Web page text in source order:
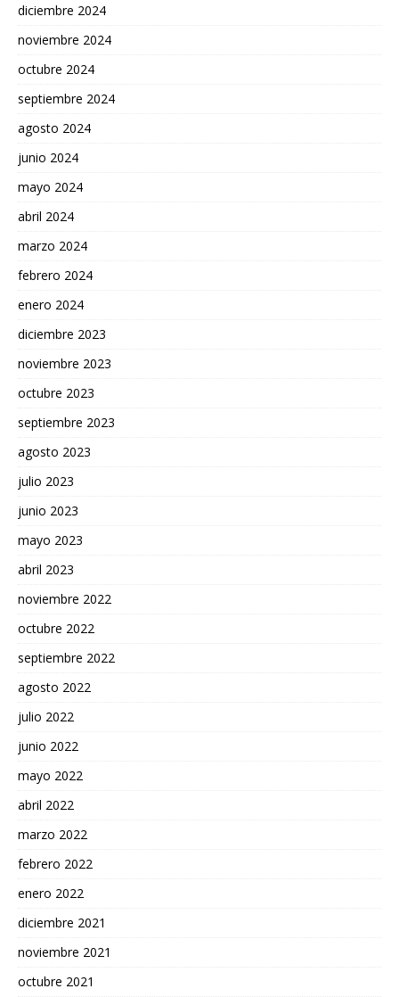
diciembre 2024
noviembre 2024
octubre 2024
septiembre 2024
agosto 2024
junio 2024
mayo 2024
abril 2024
marzo 2024
febrero 2024
enero 2024
diciembre 2023
noviembre 2023
octubre 2023
septiembre 2023
agosto 2023
julio 2023
junio 2023
mayo 2023
abril 2023
noviembre 2022
octubre 2022
septiembre 2022
agosto 2022
julio 2022
junio 2022
mayo 2022
abril 2022
marzo 2022
febrero 2022
enero 2022
diciembre 2021
noviembre 2021
octubre 2021